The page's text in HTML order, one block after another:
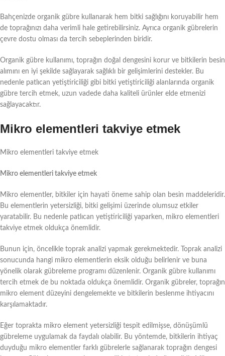
Bahçenizde organik gübre kullanarak hem bitki sağlığını koruyabilir hem
de toprağınızı daha verimli hale getirebilirsiniz. Ayrıca organik gübrelerin
çevre dostu olması da tercih sebeplerinden biridir.
Organik gübre kullanımı, toprağın doğal dengesini korur ve bitkilerin besin
alımını en iyi şekilde sağlayarak sağlıklı bir gelişimlerini destekler. Bu
nedenle patlıcan yetiştiriciliği gibi bitki yetiştiriciliği alanlarında organik
gübre tercih etmek, uzun vadede daha kaliteli ürünler elde etmenizi
sağlayacaktır.
Mikro elementleri takviye etmek
Mikro elementleri takviye etmek
Mikro elementleri takviye etmek
Mikro elementler, bitkiler için hayati öneme sahip olan besin maddeleridir.
Bu elementlerin yetersizliği, bitki gelişimi üzerinde olumsuz etkiler
yaratabilir. Bu nedenle patlıcan yetiştiriciliği yaparken, mikro elementleri
takviye etmek oldukça önemlidir.
Bunun için, öncelikle toprak analizi yapmak gerekmektedir. Toprak analizi
sonucunda hangi mikro elementlerin eksik olduğu belirlenir ve buna
yönelik olarak gübreleme programı düzenlenir. Organik gübre kullanımı
tercih etmek de bu noktada oldukça önemlidir. Organik gübreler, toprağın
mikro element düzeyini dengelemekte ve bitkilerin beslenme ihtiyacını
karşılamaktadır.
Eğer toprakta mikro element yetersizliği tespit edilmişse, dönüşümlü
gübreleme uygulamak da faydalı olabilir. Bu yöntemde, bitkilerin ihtiyaç
duyduğu mikro elementler farklı gübrelerle sağlanarak toprağın dengesi